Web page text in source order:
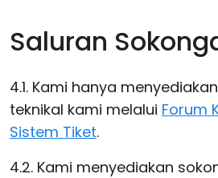
Saluran
4.1. Kami hanya
teknikal kami melalui Forum
Sistem Tiket.
4.2. Kami menyediakan